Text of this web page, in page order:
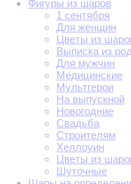
Фигуры из шаров
1 сентября
Для женщин
Цветы из
Выписка из
Для мужчин
Медицинские
Мультгерои
На выпускной
Новогодние
Свадьба
Строителям
Хеллоуин
Цветы из
Шуточные